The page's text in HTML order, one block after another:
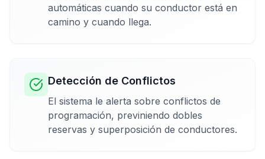
automáticas cuando su conductor está en
camino y cuando llega.
Detección de Conflictos
El sistema le alerta sobre conflictos de
programación, previniendo dobles
reservas y superposición de conductores.